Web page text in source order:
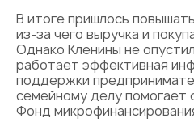
В итоге пришлось
из-за чего выручка и
Однако Кленины не
работает эффективная
поддержки
семейному делу помогает
Фонд